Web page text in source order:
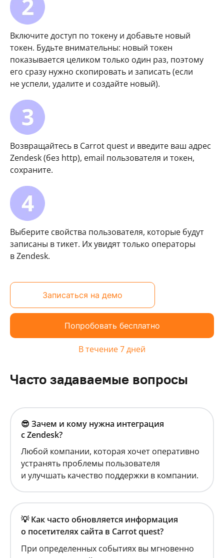
Включите доступ по токену и добавьте новый
токен. Будьте внимательны: новый токен
показывается целиком только один раз, поэтому
его сразу нужно скопировать и записать (если
не успели, удалите и создайте новый).
Возвращайтесь в Carrot quest и введите ваш адрес
Zendesk (без http), email пользователя и токен,
сохраните.
Выберите свойства пользователя, которые будут
записаны в тикет. Их увидят только операторы
в Zendesk.
Записаться на демо
Попробовать бесплатно
В течение 7 дней
Часто задаваемые вопросы
😎 Зачем и кому нужна интеграция
с Zendesk?
Любой компании, которая хочет оперативно
устранять проблемы пользователя
и улучшать качество поддержки в компании.
💡 Как часто обновляется информация
о посетителях сайта в Carrot quest?
При определенных событиях вы мгновенно